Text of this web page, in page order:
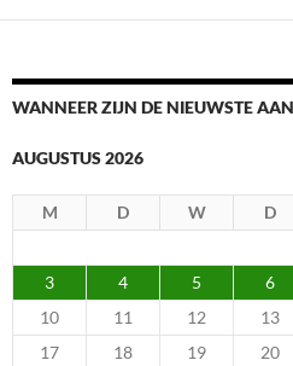
WANNEER ZIJN DE NIEUWSTE
AUGUSTUS 2026
M D W D
3
4 5 6
10
11 12 13
17
18 19 20